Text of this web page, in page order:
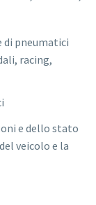
pneumatici
racing,
e dello stato
veicolo e la